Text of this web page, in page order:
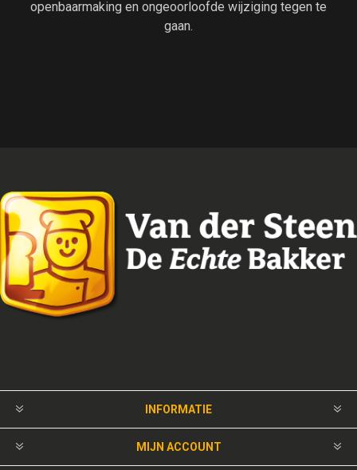
openbaarmaking en ongeoorloofde wijziging tegen te
gaan.
INFORMATIE
MIJN ACCOUNT